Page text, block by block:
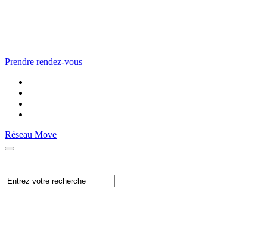
Prendre rendez-vous
Réseau Move